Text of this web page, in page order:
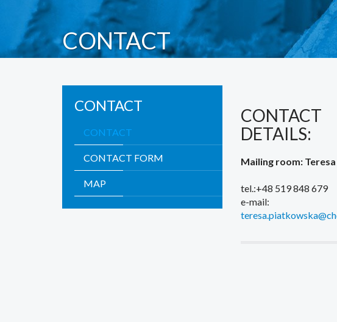
CONTACT
CONTACT
CONTACT
CONTACT FORM
MAP
CONTACT
DETAILS:
Mailing room:
tel.:+48 519 848 679
e-mail: